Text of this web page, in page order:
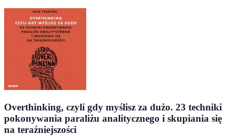
Overthinking, czyli gdy myślisz za dużo. 23 techniki
pokonywania paraliżu analitycznego i skupiania się
na teraźniejszości